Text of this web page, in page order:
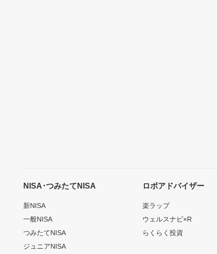
NISA･つみたてNISA
新NISA
一般NISA
つみたてNISA
ジュニアNISA
ロボアドバイザー
楽ラップ
ウェルスナビ×R
らくらく投資